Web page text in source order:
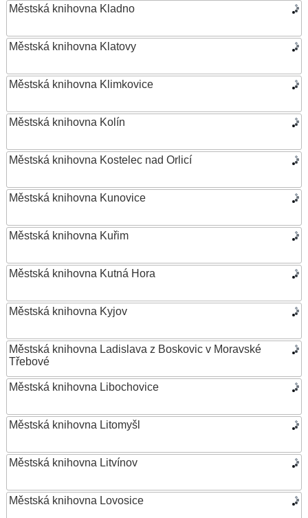
Městská knihovna Kladno
Městská knihovna Klatovy
Městská knihovna Klimkovice
Městská knihovna Kolín
Městská knihovna Kostelec nad Orlicí
Městská knihovna Kunovice
Městská knihovna Kuřim
Městská knihovna Kutná Hora
Městská knihovna Kyjov
Městská knihovna Ladislava z Boskovic v Moravské
Třebové
Městská knihovna Libochovice
Městská knihovna Litomyšl
Městská knihovna Litvínov
Městská knihovna Lovosice